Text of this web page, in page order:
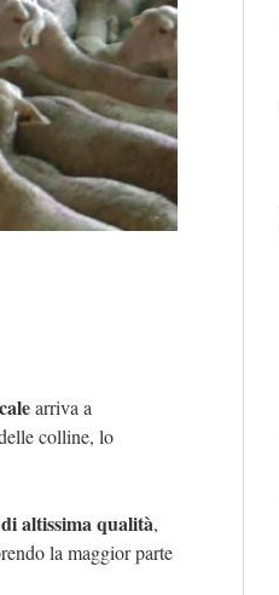
arriva a
colline, lo
altissima qualità,
la maggior parte